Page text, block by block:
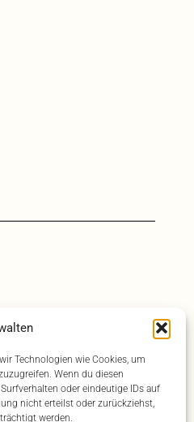
Technologien wie Cookies, um
Wenn du diesen
oder eindeutige IDs auf
nicht erteilst oder zurückziehst,
werden.